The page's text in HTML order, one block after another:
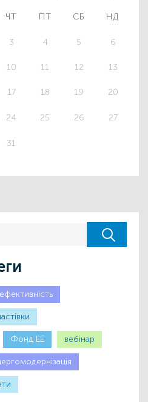
ЧТ ПТ СБ НД
3 4 5 6
10 11 12 13
17 18 19 20
24 25 26 27
31
Фонд ЕЕ вебінар